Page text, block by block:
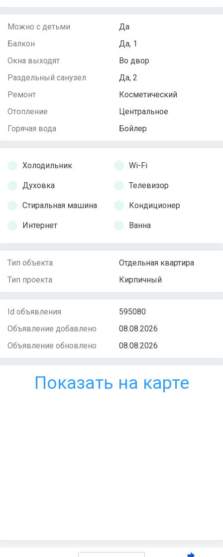
Можно с детьми
Да
Балкон
Да, 1
Окна выходят
Во двор
Раздельный санузел
Да, 2
Ремонт
Косметический
Отопление
Центральное
Горячая вода
Бойлер
Холодильник
Духовка
Стиральная машина
Интернет
Wi-Fi
Телевизор
Кондиционер
Ванна
Тип объекта
Отдельная квартира
Тип проекта
Кирпичный
Id объявления
595080
Объявление добавлено
08.08.2026
Объявление обновлено
08.08.2026
Показать на карте